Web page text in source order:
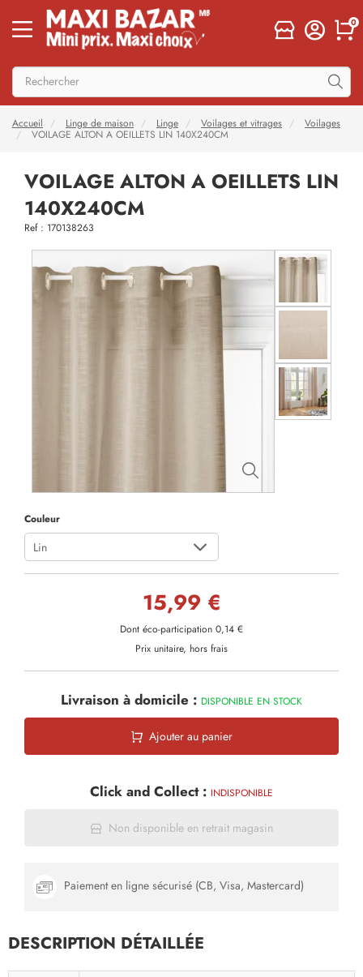
0
Accueil Linge de maison Linge Voilages et vitrages
Voilages
VOILAGE ALTON A OEILLETS LIN 140X240CM
VOILAGE ALTON A OEILLETS LIN
140X240CM
Ref : 170138263
Couleur
Lin
15,99 €
Dont éco-participation 0,14 €
Prix unitaire, hors frais
Livraison à domicile : DISPONIBLE EN STOCK
Ajouter au panier
Click and Collect : INDISPONIBLE
Non disponible en retrait magasin
Paiement en ligne sécurisé (CB, Visa, Mastercard)
DESCRIPTION DÉTAILLÉE